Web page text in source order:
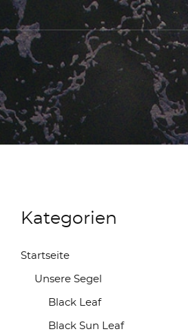
Kategorien
Startseite
Unsere Segel
Black Leaf
Black Sun Leaf